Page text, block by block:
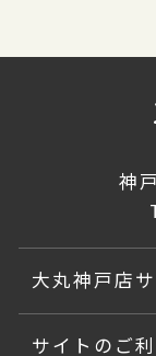
神
大丸神戸店
サイトのご